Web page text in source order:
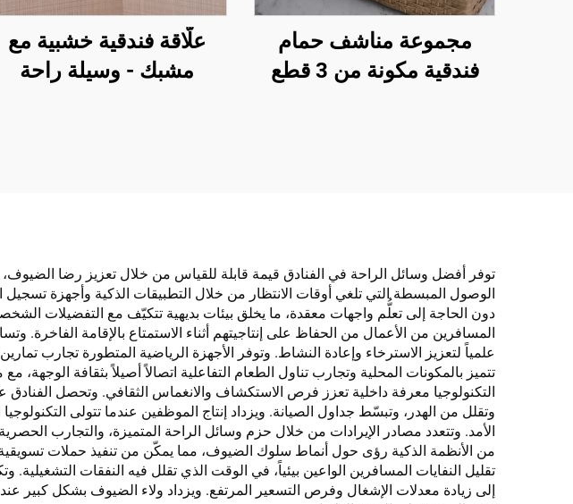
مجموعة مناشف حمام
فندقية مكونة من 3 قطع
علّاقة فندقية خشبية مع
مشبك - وسيلة راحة
توفر أفضل وسائل الراحة في الفنادق قيمة قابلة للقياس من خلال تعزيز رضا
الوصول المبسطة التي تلغي أوقات الانتظار من خلال التطبيقات الذكية وأجهزة تسجيل
دون الحاجة إلى تعلُّم واجهات معقدة، ما يخلق بيئات بديهية تتكيّف مع التفضيلات
المسافرين من الأعمال من الحفاظ على إنتاجيتهم أثناء الاستمتاع بالإقامة
علمياً لتعزيز الاسترخاء وإعادة النشاط. وتوفر الأجهزة الرياضية المتطورة تجارب
تتميز بالمكونات المحلية وتجارب تناول الطعام التفاعلية اتصالاً أصيلاً بثقافة
التكنولوجيا معرفة داخلية تعزز فرص الاستكشاف والانغماس الثقافي. وتحصل
وتقلل من الهدر، وتبسّط جداول الصيانة. ويزداد إنتاج الموظفين عندما تتولى
الأمد. وتتعدد مصادر الإيرادات من خلال حزم وسائل الراحة المتميزة، والتجارب
من الأنظمة الذكية رؤى حول أنماط سلوك الضيوف، مما يمكّن من تنفيذ حملات
تقليل النفايات المسافرين الواعين بيئياً، في الوقت الذي تقلل فيه النفقات
إلى زيادة معدلات الإشغال وفرص التسعير المرتفع. ويزداد ولاء الضيوف بشكل كبير